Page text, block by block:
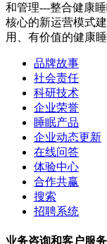
和管理---整合健康
核心的新运营模式
用、有价值的健康
品牌故事
社会责任
科研技术
企业荣誉
睡眠产品
企业动态更新
在线问答
体验中心
合作共赢
搜索
招聘系统
业务咨询和客户服务